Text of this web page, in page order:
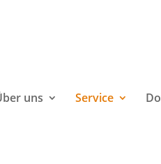
uns Service